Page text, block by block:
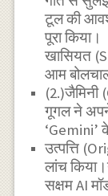
टूल की
पूरा किया।
खासियत
आम
गूगल ने
‘Gemini’
उत्पत्ति
लांच
सक्षम AI